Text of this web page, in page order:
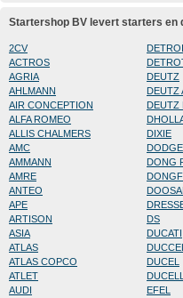
Startershop BV levert starters en
2CV
ACTROS
AGRIA
AHLMANN
AIR CONCEPTION
ALFA ROMEO
ALLIS CHALMERS
AMC
AMMANN
AMRE
ANTEO
APE
ARTISON
ASIA
ATLAS
ATLAS COPCO
ATLET
AUDI
DEUTZ
DEUTZ
DEUTZ
DIXIE
DODGE
DONG
DS
DUCATI
DUCEL
EFEL